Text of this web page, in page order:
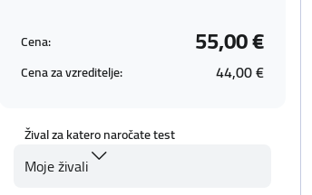
Cena: 55,00 €
Cena za vzreditelje: 44,00 €
Žival za katero naročate test
Moje živali